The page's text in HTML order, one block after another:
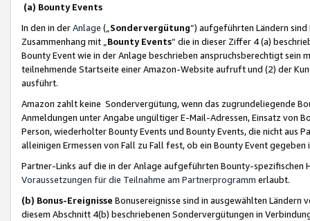
(a) Bounty Events
In den in derAnlage („ Sondervergütung“) aufgeführten Ländern
Zusammenhang mit „ Bounty Events“ die in dieser Ziffer 4 (a)
Bounty Event wie in der Anlage beschrieben anspruchsberechtigt sein
teilnehmende Startseite einer Amazon-Website aufruft und (2) der
ausführt.
Amazon zahlt keine Sondervergütung, wenn das zugrundeliegende
Anmeldungen unter Angabe ungültiger E-Mail-Adressen, Einsatz von
Person, wiederholter Bounty Events und Bounty Events, die nicht
alleinigen Ermessen von Fall zu Fall fest, ob ein Bounty Event
Partner-Links auf die in der Anlage aufgeführten Bounty-spezifischen
Voraussetzungen für die Teilnahme am Partnerprogramm erlaubt.
(b) Bonus-Ereignisse Bonusereignisse sind in ausgewählten Ländern
diesem Abschnitt 4(b) beschriebenen Sondervergütungen in